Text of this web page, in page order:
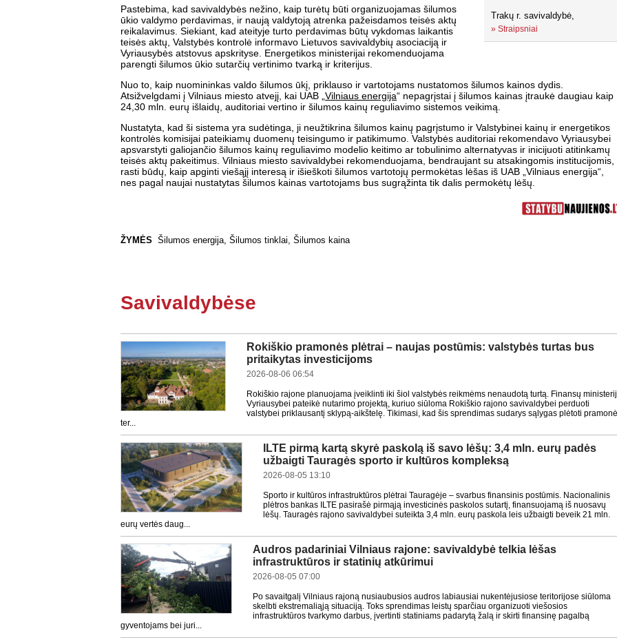
Trakų r. savivaldybė,
» Straipsniai
Pastebima, kad savivaldybės nežino, kaip turėtų būti organizuojamas šilumos
ūkio valdymo perdavimas, ir naują valdytoją atrenka pažeisdamos teisės aktų
reikalavimus. Siekiant, kad ateityje turto perdavimas būtų vykdomas laikantis
teisės aktų, Valstybės kontrolė informavo Lietuvos savivaldybių asociaciją ir
Vyriausybės atstovus apskrityse. Energetikos ministerijai rekomenduojama
parengti šilumos ūkio sutarčių vertinimo tvarką ir kriterijus.
Nuo to, kaip nuomininkas valdo šilumos ūkį, priklauso ir vartotojams nustatomos šilumos kainos dydis.
Atsižvelgdami į Vilniaus miesto atvejį, kai UAB „ Vilniaus energija“ nepagrįstai į šilumos kainas įtraukė daugiau kaip
24,30 mln. eurų išlaidų, auditoriai vertino ir šilumos kainų reguliavimo sistemos veikimą.
Nustatyta, kad ši sistema yra sudėtinga, ji neužtikrina šilumos kainų pagrįstumo ir Valstybinei kainų ir energetikos
kontrolės komisijai pateikiamų duomenų teisingumo ir patikimumo. Valstybės auditoriai rekomendavo Vyriausybei
apsvarstyti galiojančio šilumos kainų reguliavimo modelio keitimo ar tobulinimo alternatyvas ir inicijuoti atitinkamų
teisės aktų pakeitimus. Vilniaus miesto savivaldybei rekomenduojama, bendraujant su atsakingomis institucijomis,
rasti būdų, kaip apginti viešąjį interesą ir išieškoti šilumos vartotojų permokėtas lėšas iš UAB „Vilniaus energija“,
nes pagal naujai nustatytas šilumos kainas vartotojams bus sugrąžinta tik dalis permokėtų lėšų.
ŽYMĖS Šilumos energija, Šilumos tinklai, Šilumos kaina
Savivaldybėse
Rokiškio pramonės plėtrai – naujas postūmis: valstybės turtas bus
pritaikytas investicijoms
2026-08-06 06:54
Rokiškio rajone planuojama įveiklinti iki šiol valstybės reikmėms nenaudotą turtą. Finansų
Vyriausybei pateikė nutarimo projektą, kuriuo siūloma Rokiškio rajono savivaldybei perduoti
valstybei priklausantį sklypą-aikštelę. Tikimasi, kad šis sprendimas sudarys sąlygas plėtoti
ter...
ILTE pirmą kartą skyrė paskolą iš savo lėšų: 3,4 mln. eurų padės
užbaigti Tauragės sporto ir kultūros kompleksą
2026-08-05 13:10
Sporto ir kultūros infrastruktūros plėtrai Tauragėje – svarbus finansinis postūmis. Nacionalinis
plėtros bankas ILTE pasirašė pirmąją investicinės paskolos sutartį, finansuojamą iš nuosavų
lėšų. Tauragės rajono savivaldybei suteikta 3,4 mln. eurų paskola leis užbaigti beveik 21 mln.
eurų vertės daug...
Audros padariniai Vilniaus rajone: savivaldybė telkia lėšas
infrastruktūros ir statinių atkūrimui
2026-08-05 07:00
Po savaitgalį Vilniaus rajoną nusiaubusios audros labiausiai nukentėjusiose teritorijose siūloma
skelbti ekstremaliąją situaciją. Toks sprendimas leistų sparčiau organizuoti viešosios
infrastruktūros tvarkymo darbus, įvertinti statiniams padarytą žalą ir skirti finansinę pagalbą
gyventojams bei juri...